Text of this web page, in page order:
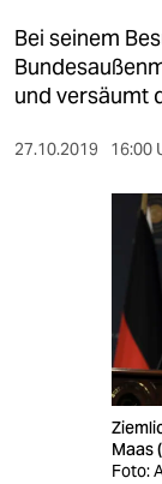
kultur
sport
berlin
veranstaltungen
Bei seinem
und versäumt
27.10.2019 16:00
Maas
Foto: